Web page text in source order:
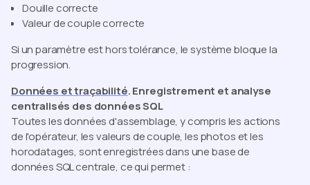
Douille correcte
Valeur de couple correcte
Si un paramètre est hors tolérance, le système bloque la
progression.
Données et traçabilité. Enregistrement et analyse
centralisés des données SQL
Toutes les données d'assemblage, y compris les actions
de l'opérateur, les valeurs de couple, les photos et les
horodatages, sont enregistrées dans une base de
données SQL centrale, ce qui permet :